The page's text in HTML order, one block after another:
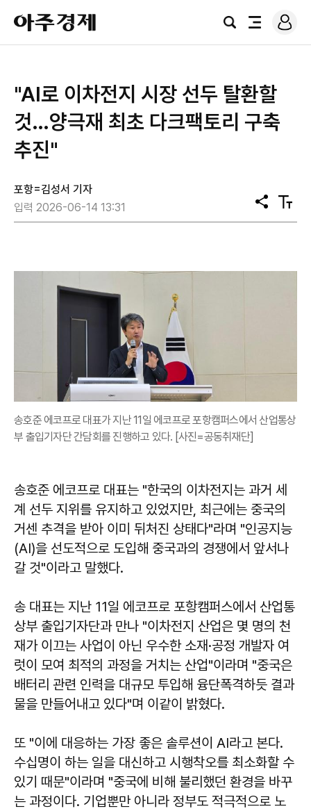
아
주
경
검
전
로
그
"AI로 이차전지 시장 선두 탈환할
것…양극재 최초 다크팩토리 구축
추진"
포항=김성서 기자
입력 2026-06-14 13:31
공
유
텍
스
송호준 에코프로 대표가 지난 11일 에코프로 포항캠퍼스에서 산업통상
부 출입기자단 간담회를 진행하고 있다. [사진=공동취재단]
송호준 에코프로 대표는 "한국의 이차전지는 과거 세
계 선두 지위를 유지하고 있었지만, 최근에는 중국의
거센 추격을 받아 이미 뒤처진 상태다"라며 "인공지능
(AI)을 선도적으로 도입해 중국과의 경쟁에서 앞서나
갈 것"이라고 말했다.
송 대표는 지난 11일 에코프로 포항캠퍼스에서 산업통
상부 출입기자단과 만나 "이차전지 산업은 몇 명의 천
재가 이끄는 사업이 아닌 우수한 소재·공정 개발자 여
럿이 모여 최적의 과정을 거치는 산업"이라며 "중국은
배터리 관련 인력을 대규모 투입해 융단폭격하듯 결과
물을 만들어내고 있다"며 이같이 밝혔다.
또 "이에 대응하는 가장 좋은 솔루션이 AI라고 본다.
수십명이 하는 일을 대신하고 시행착오를 최소화할 수
있기 때문"이라며 "중국에 비해 불리했던 환경을 바꾸
는 과정이다. 기업뿐만 아니라 정부도 적극적으로 노